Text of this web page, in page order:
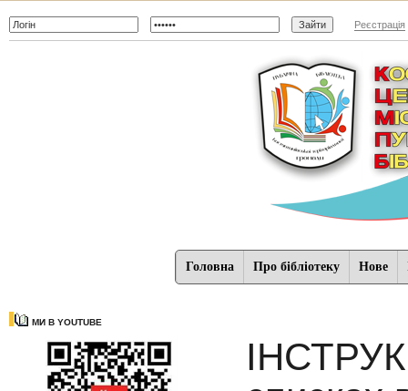
Реєстрація
Головна Про бібліотеку Нове
МИ В YOUTUBE